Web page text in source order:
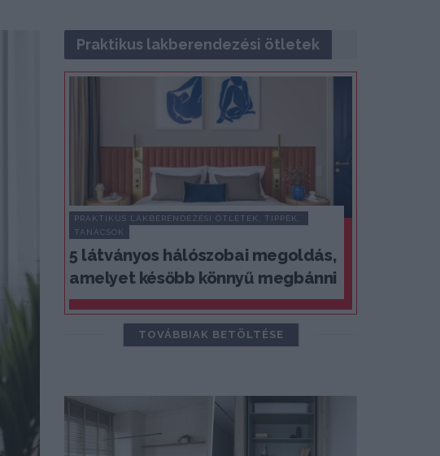
Praktikus lakberendezési ötletek
PRAKTIKUS LAKBERENDEZÉSI ÖTLETEK, TIPPEK,
TANÁCSOK
5 látványos hálószobai megoldás,
amelyet később könnyű megbánni
TOVÁBBIAK BETÖLTÉSE